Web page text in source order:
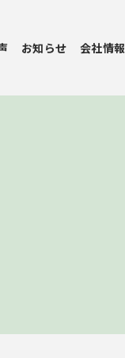
お知らせ 会社情報